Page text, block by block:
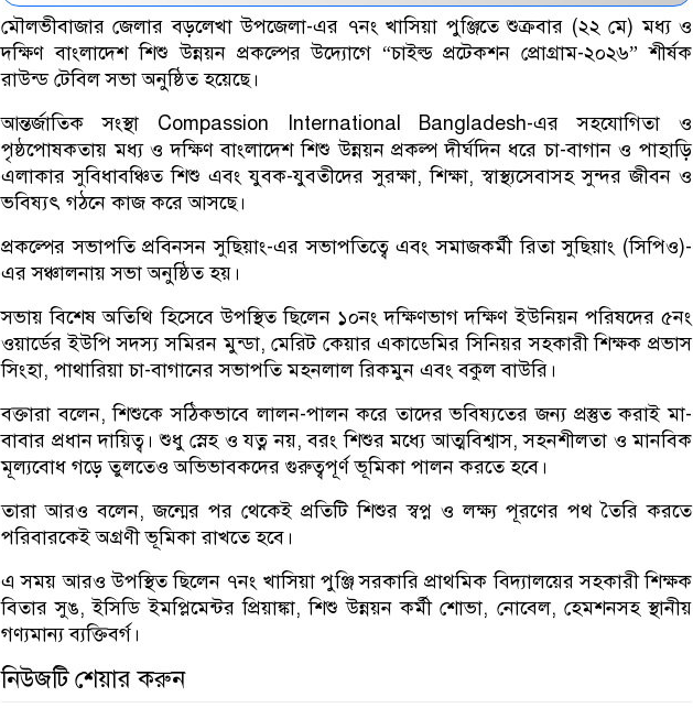
মৌলভীবাজার জেলারবড়লেখা উপজেলা-এর ৭নং খাসিয়া পুঞ্জিতে শুক্রবার (২২ মে) মধ্য ও
দক্ষিণ বাংলাদেশ শিশু উন্নয়ন প্রকল্পের উদ্যোগে “চাইল্ড প্রটেকশন প্রোগ্রাম-২০২৬” শীর্ষক
রাউন্ড টেবিল সভা অনুষ্ঠিত হয়েছে।
আন্তর্জাতিক সংস্থা Compassion International Bangladesh-এর সহযোগিতা ও
পৃষ্ঠপোষকতায় মধ্য ও দক্ষিণ বাংলাদেশ শিশু উন্নয়ন প্রকল্প দীর্ঘদিন ধরে চা-বাগান ও পাহাড়ি
এলাকার সুবিধাবঞ্চিত শিশু এবং যুবক-যুবতীদের সুরক্ষা, শিক্ষা, স্বাস্থ্যসেবাসহ সুন্দর জীবন ও
ভবিষ্যৎ গঠনে কাজ করে আসছে।
প্রকল্পের সভাপতি প্রবিনসন সুছিয়াং-এর সভাপতিত্বে এবং সমাজকর্মী রিতা সুছিয়াং (সিপিও)-
এর সঞ্চালনায় সভা অনুষ্ঠিত হয়।
সভায় বিশেষ অতিথি হিসেবে উপস্থিত ছিলেন ১০নং দক্ষিণভাগ দক্ষিণ ইউনিয়ন পরিষদের ৫নং
ওয়ার্ডের ইউপি সদস্য সমিরন মুন্ডা, মেরিট কেয়ার একাডেমির সিনিয়র সহকারী শিক্ষক প্রভাস
সিংহা, পাথারিয়া চা-বাগানের সভাপতি মহনলাল রিকমুন এবং বকুল বাউরি।
বক্তারা বলেন, শিশুকে সঠিকভাবে লালন-পালন করে তাদের ভবিষ্যতের জন্য প্রস্তুত করাই মা-
বাবার প্রধান দায়িত্ব। শুধু স্নেহ ও যত্ন নয়, বরং শিশুর মধ্যে আত্মবিশ্বাস, সহনশীলতা ও মানবিক
মূল্যবোধ গড়ে তুলতেও অভিভাবকদের গুরুত্বপূর্ণ ভূমিকা পালন করতে হবে।
তারা আরও বলেন, জন্মের পর থেকেই প্রতিটি শিশুর স্বপ্ন ও লক্ষ্য পূরণের পথ তৈরি করতে
পরিবারকেই অগ্রণী ভূমিকা রাখতে হবে।
এ সময় আরও উপস্থিত ছিলেন ৭নং খাসিয়া পুঞ্জি সরকারি প্রাথমিক বিদ্যালয়ের সহকারী শিক্ষক
বিতার সুঙ, ইসিডি ইমপ্লিমেন্টর প্রিয়াঙ্কা, শিশু উন্নয়ন কর্মী শোভা, নোবেল, হেমশনসহ স্থানীয়
গণ্যমান্য ব্যক্তিবর্গ।
নিউজটি শেয়ার করুন